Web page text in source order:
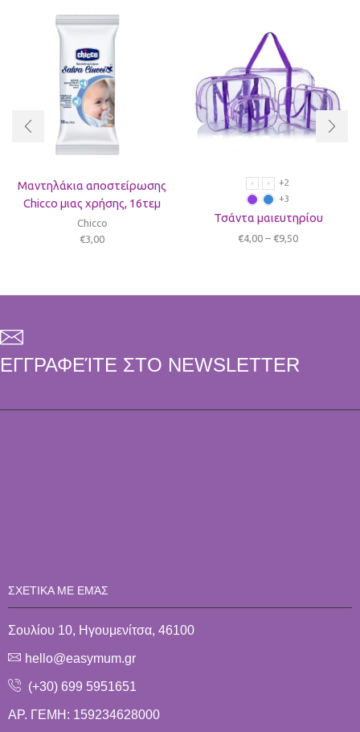
Μαντηλάκια αποστείρωσης
Chicco μιας χρήσης, 16τεμ
Chicco
€3,00
+2
+3
Τσάντα μαιευτηρίου
€4,00 – €9,50
ΕΓΓΡΑΦΕΊΤΕ ΣΤΟ NEWSLETTER
ΣΧΕΤΙΚΑ ΜΕ ΕΜΆΣ
Σουλίου 10, Ηγουμενίτσα, 46100
hello@easymum.gr
(+30) 699 5951651
ΑΡ. ΓΕΜΗ: 159234628000